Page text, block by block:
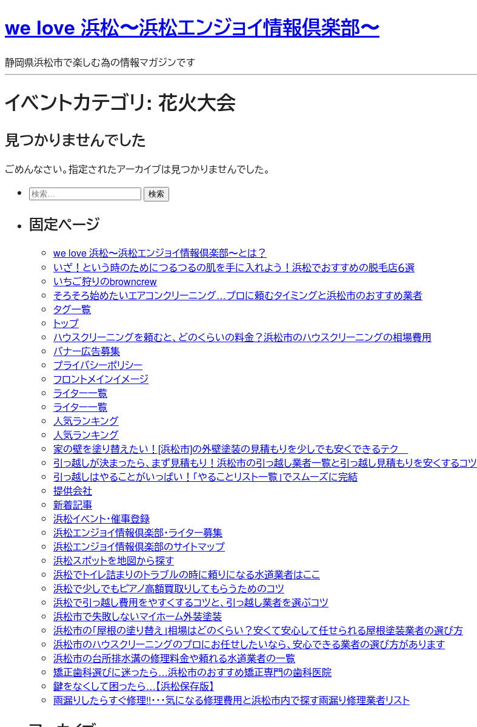
we love 浜松〜浜松エンジョイ情報倶楽部〜
静岡県浜松市で楽しむ為の情報マガジンです
イベントカテゴリ: 花火大会
見つかりませんでした
ごめんなさい。指定されたアーカイブは見つかりませんでした。
検
固定ページ
we love 浜松〜浜松エンジョイ情報倶楽部〜とは？
いざ！という時のためにつるつるの肌を手に入れよう！浜松でおすすめの脱毛店６選
いちご狩りのbrowncrew
そろそろ始めたいエアコンクリーニング…プロに頼むタイミングと浜松市のおすすめ業者
タグ一覧
トップ
ハウスクリーニングを頼むと、どのくらいの料金？浜松市のハウスクリーニングの相場費用
バナー広告募集
プライバシーポリシー
フロントメインイメージ
ライター一覧
ライター一覧
人気ランキング
人気ランキング
家の壁を塗り替えたい！[浜松市]の外壁塗装の見積もりを少しでも安くできるテク
引っ越しが決まったら、まず見積もり！浜松市の引っ越し業者一覧と引っ越し見積もりを安くするコツ
引っ越しはやることがいっぱい！「やることリスト一覧」でスムーズに完結
提供会社
新着記事
浜松イベント・催事登録
浜松エンジョイ情報倶楽部・ライター募集
浜松エンジョイ情報倶楽部のサイトマップ
浜松スポットを地図から探す
浜松でトイレ詰まりのトラブルの時に頼りになる水道業者はここ
浜松で少しでもピアノ高額買取りしてもらうためのコツ
浜松で引っ越し費用をやすくするコツと、引っ越し業者を選ぶコツ
浜松市で失敗しないマイホーム外装塗装
浜松市の「屋根の塗り替え」相場はどのくらい？安くて安心して任せられる屋根塗装業者の選び方
浜松市のハウスクリーニングのプロにお任せしたいなら、安心できる業者の選び方があります
浜松市の台所排水溝の修理料金や頼れる水道業者の一覧
矯正歯科選びに迷ったら…浜松市のおすすめ矯正専門の歯科医院
鍵をなくして困ったら…【浜松保存版】
雨漏りしたらすぐ修理!!・・・気になる修理費用と浜松市内で探す雨漏り修理業者リスト